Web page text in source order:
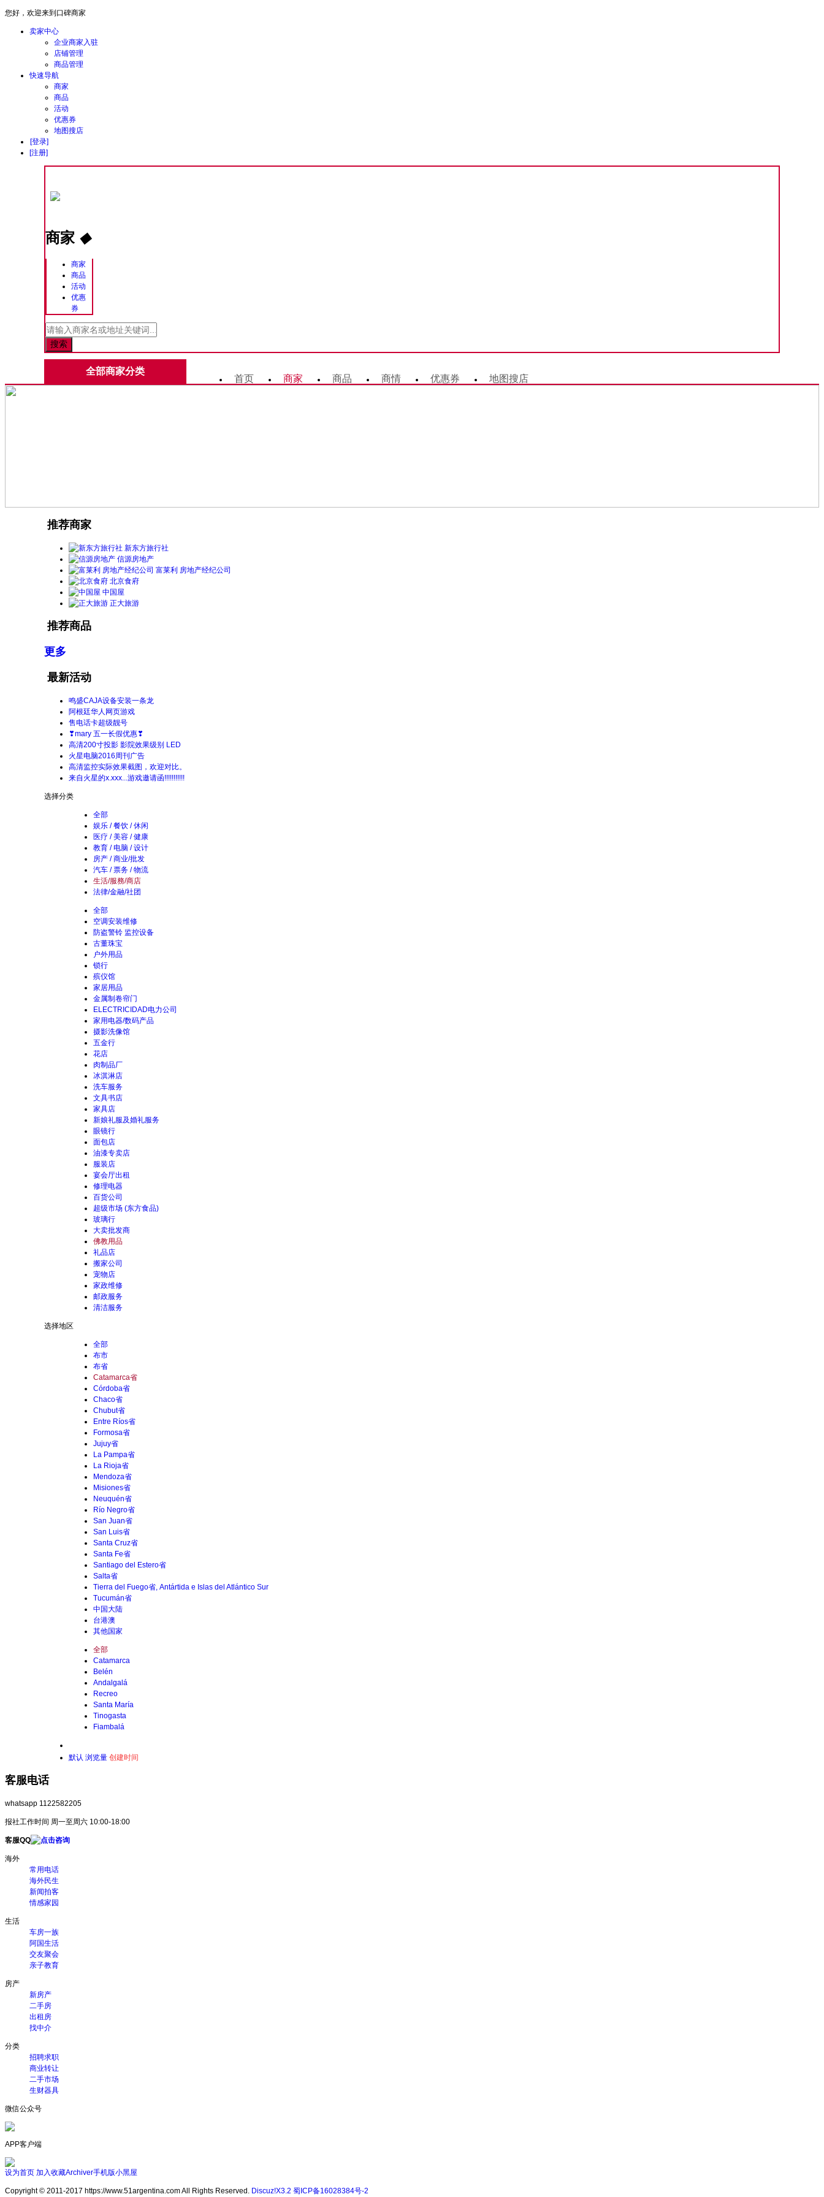
您好，欢迎来到口碑商家
卖家中心
企业商家入驻
店铺管理
商品管理
快速导航
商家
商品
活动
优惠券
地图搜店
[登录]
[注册]
商家 ◆
商家
商品
活动
优惠
券
全部商家分类
首页 商家 商品 商情 优惠券 地图搜店
推荐商家
新东方旅行社
信源房地产
富莱利 房地产经纪公司
北京食府
中国屋
正大旅游
推荐商品
更多
最新活动
鸣盛CAJA设备安装一条龙
阿根廷华人网页游戏
售电话卡超级靓号
❣mary 五一长假优惠❣
高清200寸投影 影院效果级别 LED
火星电脑2016周刊广告
高清监控实际效果截图，欢迎对比。
来自火星的x.xxx...游戏邀请函!!!!!!!!!!!
选择分类
全部
娱乐 / 餐饮 / 休闲
医疗 / 美容 / 健康
教育 / 电脑 / 设计
房产 / 商业/批发
汽车 / 票务 / 物流
生活/服務/商店
法律/金融/社团
全部
空调安装维修
防盗警铃 监控设备
古董珠宝
户外用品
锁行
殡仪馆
家居用品
金属制卷帘门
ELECTRICIDAD电力公司
家用电器/数码产品
摄影洗像馆
五金行
花店
肉制品厂
冰淇淋店
洗车服务
文具书店
家具店
新娘礼服及婚礼服务
眼镜行
面包店
油漆专卖店
服装店
宴会厅出租
修理电器
百货公司
超级市场 (东方食品)
玻璃行
大卖批发商
佛教用品
礼品店
搬家公司
宠物店
家政维修
邮政服务
清洁服务
选择地区
全部
布市
布省
Catamarca省
Córdoba省
Chaco省
Chubut省
Entre Ríos省
Formosa省
Jujuy省
La Pampa省
La Rioja省
Mendoza省
Misiones省
Neuquén省
Río Negro省
San Juan省
San Luis省
Santa Cruz省
Santa Fe省
Santiago del Estero省
Salta省
Tierra del Fuego省, Antártida e Islas del Atlántico Sur
Tucumán省
中国大陆
台港澳
其他国家
全部
Catamarca
Belén
Andalgalá
Recreo
Santa María
Tinogasta
Fiambalá
默认 浏览量 创建时间
客服电话
whatsapp 1122582205
报社工作时间 周一至周六 10:00-18:00
客服QQ
海外
常用电话
海外民生
新闻拍客
情感家园
生活
车房一族
阿国生活
交友聚会
亲子教育
房产
新房产
二手房
出租房
找中介
分类
招聘求职
商业转让
二手市场
生财器具
微信公众号
APP客户端
设为首页 加入收藏Archiver手机版小黑屋
Copyright © 2011-2017 https://www.51argentina.com All Rights Reserved. Discuz!X3.2 蜀ICP备16028384号-2